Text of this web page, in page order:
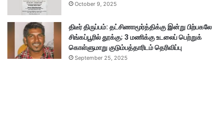
October 9, 2025
திடீர் திருப்பம்: தட்சிணாமூர்த்திக்கு இன்று பிற்பகலே
சிங்கப்பூரில் தூக்கு; 3 மணிக்கு உடலைப் பெற்றுக்
கொள்ளுமாறு குடும்பத்தாரிடம் தெரிவிப்பு
September 25, 2025